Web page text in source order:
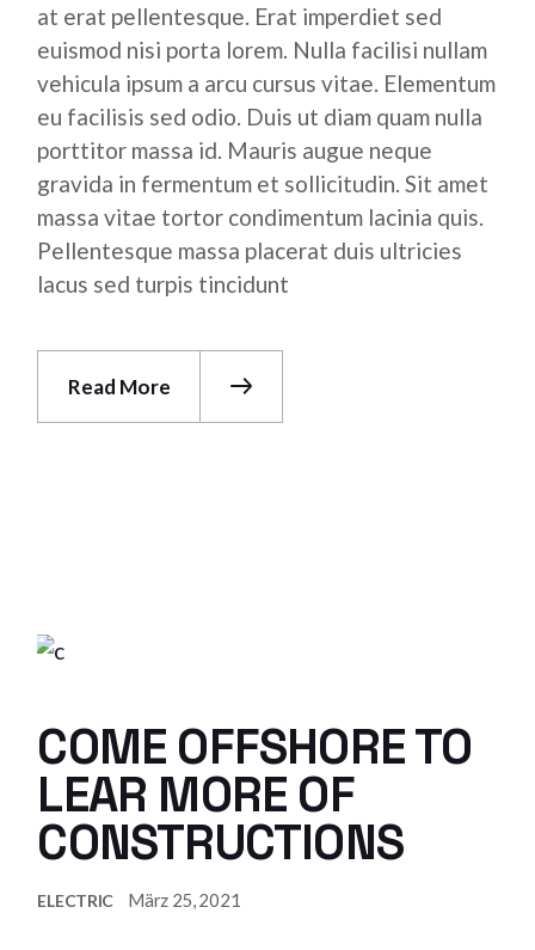
at erat pellentesque. Erat imperdiet sed
euismod nisi porta lorem. Nulla facilisi nullam
vehicula ipsum a arcu cursus vitae. Elementum
eu facilisis sed odio. Duis ut diam quam nulla
porttitor massa id. Mauris augue neque
gravida in fermentum et sollicitudin. Sit amet
massa vitae tortor condimentum lacinia quis.
Pellentesque massa placerat duis ultricies
lacus sed turpis tincidunt
Read More
COME OFFSHORE TO
LEAR MORE OF
CONSTRUCTIONS
ELECTRIC März 25, 2021